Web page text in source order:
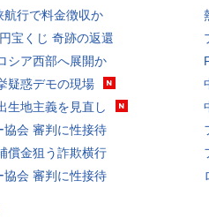
航行で料金徴収か
宝くじ 奇跡の返還
シア西部へ展開か
疑惑デモの現場
生地主義を見直し
協会 審判に性接待
償金狙う詐欺横行
協会 審判に性接待